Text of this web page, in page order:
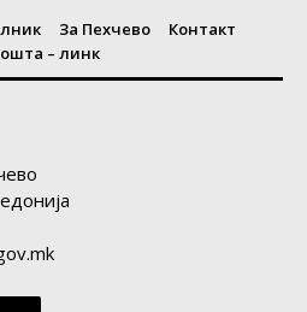
За Пехчево
Контакт
– линк